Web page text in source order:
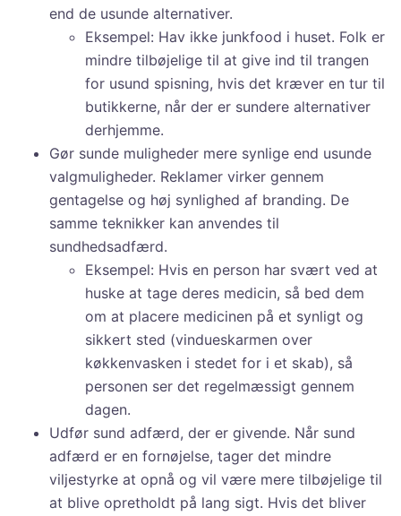
end de usunde alternativer.
Eksempel: Hav ikke junkfood i huset. Folk er
mindre tilbøjelige til at give ind til trangen
for usund spisning, hvis det kræver en tur til
butikkerne, når der er sundere alternativer
derhjemme.
Gør sunde muligheder mere synlige end usunde
valgmuligheder. Reklamer virker gennem
gentagelse og høj synlighed af branding. De
samme teknikker kan anvendes til
sundhedsadfærd.
Eksempel: Hvis en person har svært ved at
huske at tage deres medicin, så bed dem
om at placere medicinen på et synligt og
sikkert sted (vindueskarmen over
køkkenvasken i stedet for i et skab), så
personen ser det regelmæssigt gennem
dagen.
Udfør sund adfærd, der er givende. Når sund
adfærd er en fornøjelse, tager det mindre
viljestyrke at opnå og vil være mere tilbøjelige til
at blive opretholdt på lang sigt. Hvis det bliver